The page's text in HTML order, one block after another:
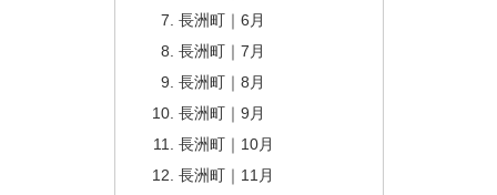
長洲町｜6月
長洲町｜7月
長洲町｜8月
長洲町｜9月
長洲町｜10月
長洲町｜11月